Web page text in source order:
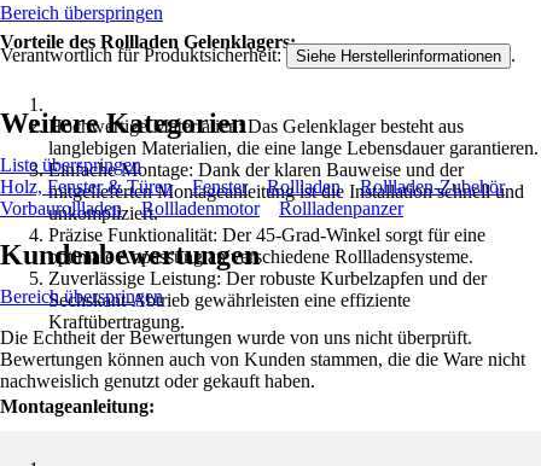
Vorteile des Rollladen Gelenklagers:
Hochwertige Materialien: Das Gelenklager besteht aus
langlebigen Materialien, die eine lange Lebensdauer garantieren.
Einfache Montage: Dank der klaren Bauweise und der
mitgelieferten Montageanleitung ist die Installation schnell und
unkompliziert.
Präzise Funktionalität: Der 45-Grad-Winkel sorgt für eine
optimale Anpassung an verschiedene Rollladensysteme.
Zuverlässige Leistung: Der robuste Kurbelzapfen und der
Sechskant-Abtrieb gewährleisten eine effiziente
Kraftübertragung.
Montageanleitung:
Bereich überspringen
Verantwortlich für Produktsicherheit: Siehe Herstellerinformationen .
Weitere Kategorien
Liste überspringen
Holz, Fenster & Türen
Fenster Rollladen
Rollladen-Zubehör
Vorbaurollladen
Rollladenmotor Rollladenpanzer
Kundenbewertungen
Bereich überspringen
Die Echtheit der Bewertungen wurde von uns nicht überprüft.
Bewertungen können auch von Kunden stammen, die die Ware nicht
nachweislich genutzt oder gekauft haben.